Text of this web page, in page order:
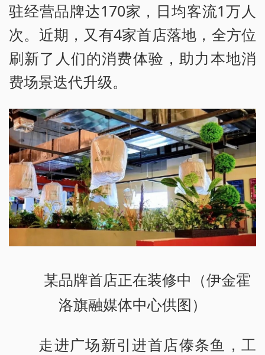
驻经营品牌达170家，日均客流1万人
次。近期，又有4家首店落地，全方位
刷新了人们的消费体验，助力本地消
费场景迭代升级。
某品牌首店正在装修中（伊金霍
洛旗融媒体中心供图）
走进广场新引进首店傣条鱼，工